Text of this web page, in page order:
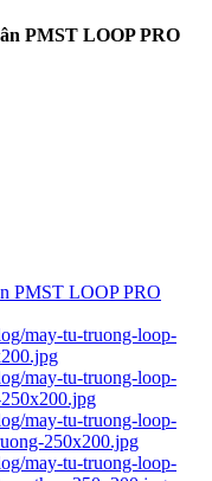
PMST LOOP PRO